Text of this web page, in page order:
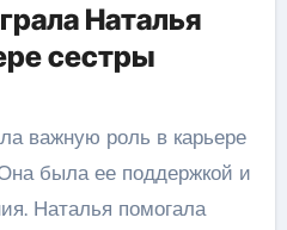
Наталья
сестры
важную роль в карьере
была ее поддержкой и
Наталья помогала